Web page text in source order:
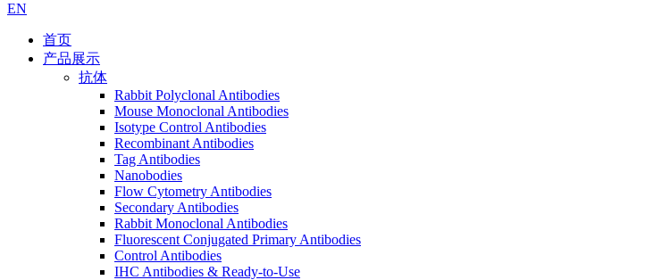
EN
首页
产品展示
抗体
Rabbit Polyclonal Antibodies
Mouse Monoclonal Antibodies
Isotype Control Antibodies
Recombinant Antibodies
Tag Antibodies
Nanobodies
Flow Cytometry Antibodies
Secondary Antibodies
Rabbit Monoclonal Antibodies
Fluorescent Conjugated Primary Antibodies
Control Antibodies
IHC Antibodies & Ready-to-Use